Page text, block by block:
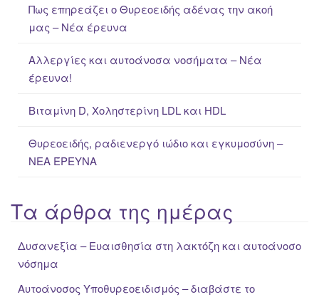
Πως επηρεάζει ο Θυρεοειδής αδένας την ακοή
μας – Νέα έρευνα
Αλλεργίες και αυτοάνοσα νοσήματα – Νέα
έρευνα!
Βιταμίνη D, Χοληστερίνη LDL και HDL
Θυρεοειδής, ραδιενεργό ιώδιο και εγκυμοσύνη –
ΝΕΑ ΈΡΕΥΝΑ
Τα άρθρα της ημέρας
Δυσανεξία – Ευαισθησία στη λακτόζη και αυτοάνοσο
νόσημα
Αυτοάνοσος Υποθυρεοειδισμός – διαβάστε το